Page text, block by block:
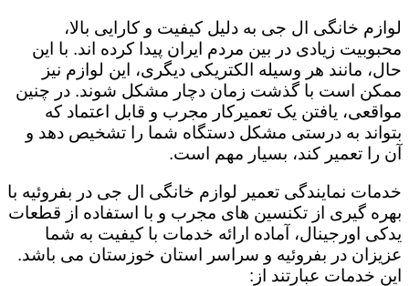
لوازم خانگی ال جی به دلیل کیفیت و کارایی بالا،
محبوبیت زیادی در بین مردم ایران پیدا کرده اند. با این
حال، مانند هر وسیله الکتریکی دیگری، این لوازم نیز
ممکن است با گذشت زمان دچار مشکل شوند. در چنین
مواقعی، یافتن یک تعمیرکار مجرب و قابل اعتماد که
بتواند به درستی مشکل دستگاه شما را تشخیص دهد و
آن را تعمیر کند، بسیار مهم است.
خدمات نمایندگی تعمیر لوازم خانگی ال جی در بفروئیه با
بهره گیری از تکنسین های مجرب و با استفاده از قطعات
یدکی اورجینال، آماده ارائه خدمات با کیفیت به شما
عزیزان در بفروئیه و سراسر استان خوزستان می باشد.
این خدمات عبارتند از: